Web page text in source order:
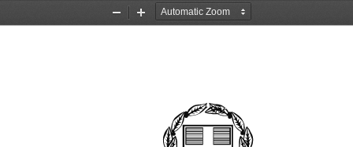
Zoom
Zoom